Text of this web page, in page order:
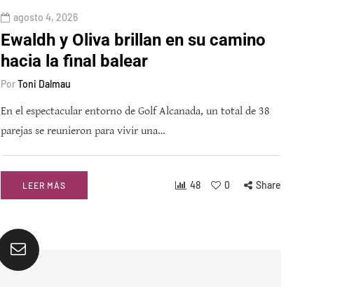
agosto 4, 2026
Ewaldh y Oliva brillan en su camino
hacia la final balear
PorToni Dalmau
En el espectacular entorno de Golf Alcanada, un total de 38
parejas se reunieron para vivir una…
LEER MÁS 48 0 Share